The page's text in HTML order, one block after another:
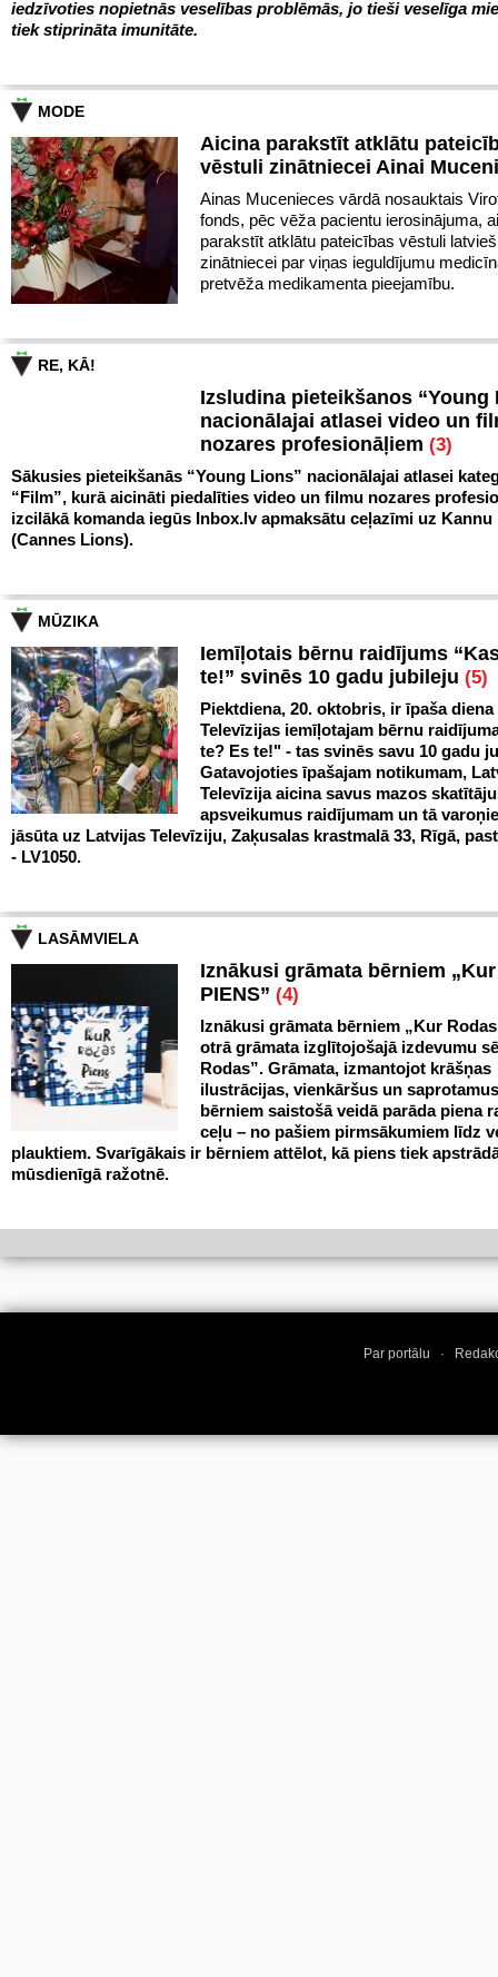
iedzīvoties nopietnās veselības problēmās, jo tieši veselīga
tiek stiprināta imunitāte.
MODE
Aicina parakstīt atklātu
vēstuli zinātniecei Ainai
Ainas Mucenieces vārdā nosauktais
fonds, pēc vēža pacientu ierosinājuma,
parakstīt atklātu pateicības vēstuli
zinātniecei par viņas ieguldījumu
pretvēža medikamenta pieejamību.
RE, KĀ!
Izsludina pieteikšanos “Young
nacionālajai atlasei video un
nozares profesionāļiem (3)
Sākusies pieteikšanās “Young Lions” nacionālajai atlasei
“Film”, kurā aicināti piedalīties video un filmu nozares
izcilākā komanda iegūs Inbox.lv apmaksātu ceļazīmi uz Kannu
(Cannes Lions).
MŪZIKA
Iemīļotais bērnu raidījums
te!” svinēs 10 gadu jubileju (5)
Piektdiena, 20. oktobris, ir īpaša
Televīzijas iemīļotajam bērnu
te? Es te!" - tas svinēs savu 10 gadu
Gatavojoties īpašajam notikumam,
Televīzija aicina savus mazos
apsveikumus raidījumam un tā
jāsūta uz Latvijas Televīziju, Zaķusalas krastmalā 33, Rīgā,
- LV1050.
LASĀMVIELA
Iznākusi grāmata bērniem
PIENS” (4)
Iznākusi grāmata bērniem „Kur
otrā grāmata izglītojošajā izdevumu
Rodas”. Grāmata, izmantojot krāšņas
ilustrācijas, vienkāršus un
bērniem saistošā veidā parāda piena
ceļu – no pašiem pirmsākumiem līdz
plauktiem. Svarīgākais ir bērniem attēlot, kā piens tiek
mūsdienīgā ražotnē.
Par portālu ·